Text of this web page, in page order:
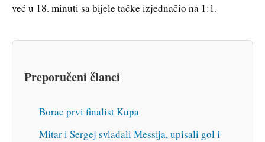
već u 18. minuti sa bijele tačke izjednačio na 1:1.
Preporučeni članci
Borac prvi finalist Kupa
Mitar i Sergej svladali Messija, upisali gol i